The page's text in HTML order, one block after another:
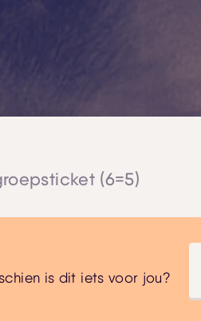
(6=5)
is dit iets voor jou?